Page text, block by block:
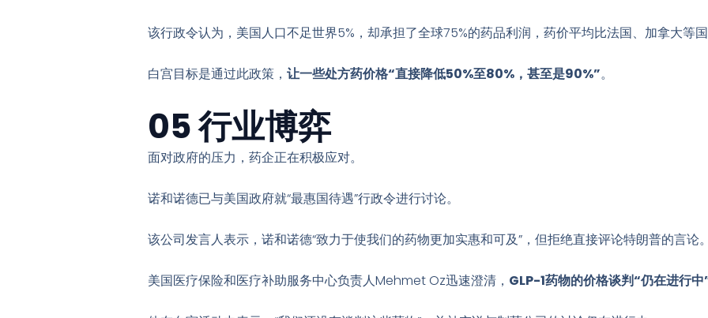
该行政令认为，美国人口不足世界5%，却承担了全球75%的药品利润，药价平均比法国、加拿大等
白宫目标是通过此政策， 让一些处方药价格“直接降低50%至80%，甚至是90%”。
05 行业博弈
面对政府的压力，药企正在积极应对。
诺和诺德已与美国政府就“最惠国待遇”行政令进行讨论。
该公司发言人表示，诺和诺德“致力于使我们的药物更加实惠和可及”，但拒绝直接评论特朗普的言论。
美国医疗保险和医疗补助服务中心负责人Mehmet Oz迅速澄清， GLP-1药物的价格谈判“仍在进行中